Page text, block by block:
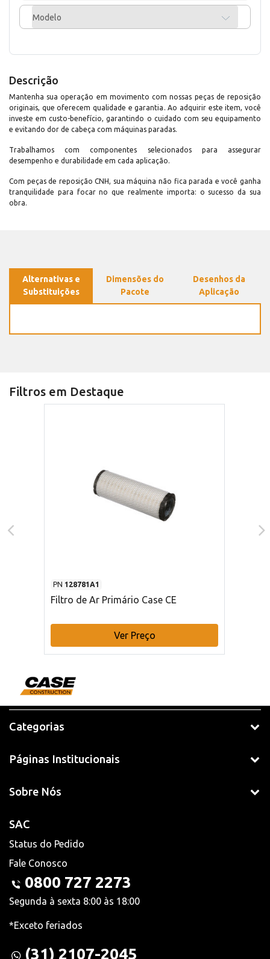
Modelo
Descrição
Mantenha sua operação em movimento com nossas peças de reposição
originais, que oferecem qualidade e garantia. Ao adquirir este item, você
investe em custo-benefício, garantindo o cuidado com seu equipamento
e evitando dor de cabeça com máquinas paradas.
Trabalhamos com componentes selecionados para assegurar
desempenho e durabilidade em cada aplicação.
Com peças de reposição CNH, sua máquina não fica parada e você ganha
tranquilidade para focar no que realmente importa: o sucesso da sua
obra.
Alternativas e
Substituições
Dimensões do
Pacote
Desenhos da
Aplicação
Filtros em Destaque
PN 128781A1
Filtro de Ar Primário Case CE
Ver Preço
Categorias
Páginas Institucionais
Sobre Nós
SAC
Status do Pedido
Fale Conosco
0800 727 2273
Segunda à sexta 8:00 às 18:00
*Exceto feriados
(31) 2107-2045